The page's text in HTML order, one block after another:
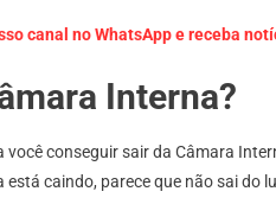
canal no WhatsApp e receba
Interna?
você conseguir sair da Câmara
caindo, parece que não sai do